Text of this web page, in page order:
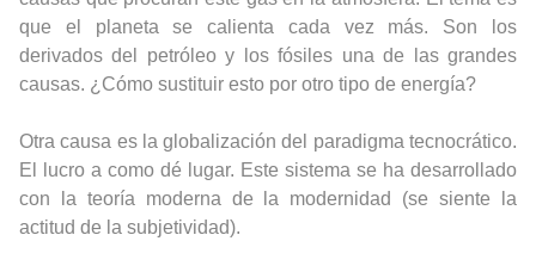
que el planeta se calienta cada vez más. Son los
derivados del petróleo y los fósiles una de las grandes
causas. ¿Cómo sustituir esto por otro tipo de energía?
Otra causa es la globalización del paradigma tecnocrático.
El lucro a como dé lugar. Este sistema se ha desarrollado
con la teoría moderna de la modernidad (se siente la
actitud de la subjetividad).